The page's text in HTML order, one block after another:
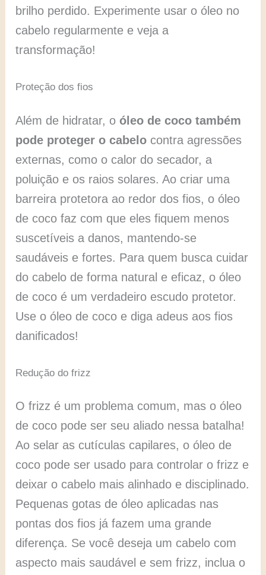
brilho perdido. Experimente usar o óleo no
cabelo regularmente e veja a
transformação!
Proteção dos fios
Além de hidratar, oóleo de coco também
pode proteger o cabelo contra agressões
externas, como o calor do secador, a
poluição e os raios solares. Ao criar uma
barreira protetora ao redor dos fios, o óleo
de coco faz com que eles fiquem menos
suscetíveis a danos, mantendo-se
saudáveis e fortes. Para quem busca cuidar
do cabelo de forma natural e eficaz, o óleo
de coco é um verdadeiro escudo protetor.
Use o óleo de coco e diga adeus aos fios
danificados!
Redução do frizz
O frizz é um problema comum, mas o óleo
de coco pode ser seu aliado nessa batalha!
Ao selar as cutículas capilares, o óleo de
coco pode ser usado para controlar o frizz e
deixar o cabelo mais alinhado e disciplinado.
Pequenas gotas de óleo aplicadas nas
pontas dos fios já fazem uma grande
diferença. Se você deseja um cabelo com
aspecto mais saudável e sem frizz, inclua o